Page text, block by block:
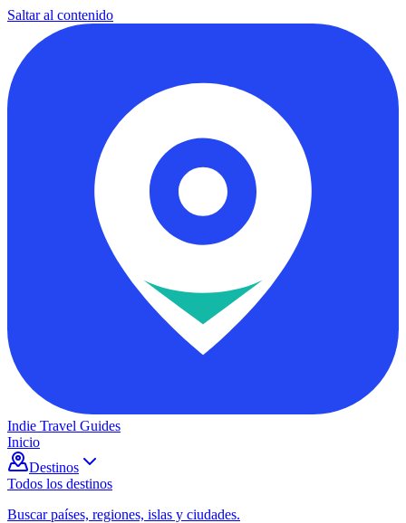
Saltar al contenido
Indie Travel Guides
Inicio
Destinos
Todos los destinos
Buscar países, regiones, islas y ciudades.